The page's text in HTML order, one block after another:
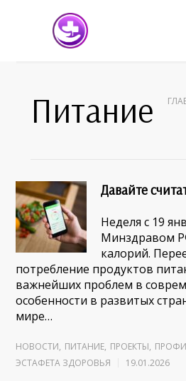
Питание
Давайте
Неделя с 19
Минздравом
калорий.
потребление продуктов
важнейших проблем в
особенности в развитых
мире…
НОВОСТИ, ПИТАНИЕ, ПРОЕКТЫ,
ЭСТАФЕТА ЗДОРОВЬЯ
19.01.2026